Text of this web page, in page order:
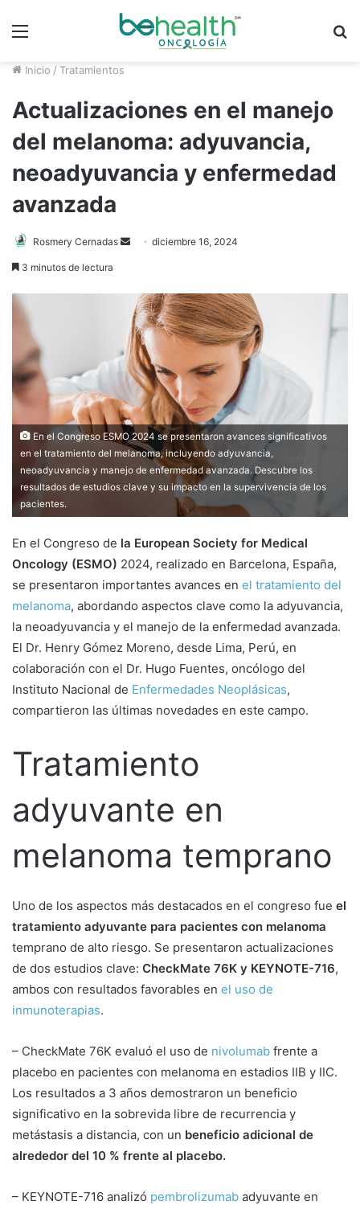
Inicio /Tratamientos
Actualizaciones en el manejo
del melanoma: adyuvancia,
neoadyuvancia y enfermedad
avanzada
Rosmery Cernadas
a
n
e
m
i
diciembre 16, 2024
3 minutos de lectura
En el Congreso ESMO 2024 se presentaron avances significativos
en el tratamiento del melanoma, incluyendo adyuvancia,
neoadyuvancia y manejo de enfermedad avanzada. Descubre los
resultados de estudios clave y su impacto en la supervivencia de los
pacientes.
En el Congreso de la European Society for Medical
Oncology (ESMO) 2024, realizado en Barcelona, España,
se presentaron importantes avances en el tratamiento del
melanoma, abordando aspectos clave como la adyuvancia,
la neoadyuvancia y el manejo de la enfermedad avanzada.
El Dr. Henry Gómez Moreno, desde Lima, Perú, en
colaboración con el Dr. Hugo Fuentes, oncólogo del
Instituto Nacional de Enfermedades Neoplásicas,
compartieron las últimas novedades en este campo.
Tratamiento
adyuvante en
melanoma temprano
Uno de los aspectos más destacados en el congreso fue el
tratamiento adyuvante para pacientes con melanoma
temprano de alto riesgo. Se presentaron actualizaciones
de dos estudios clave: CheckMate 76K y KEYNOTE-716,
ambos con resultados favorables en el uso de
inmunoterapias.
– CheckMate 76K evaluó el uso de nivolumab frente a
placebo en pacientes con melanoma en estadios IIB y IIC.
Los resultados a 3 años demostraron un beneficio
significativo en la sobrevida libre de recurrencia y
metástasis a distancia, con un beneficio adicional de
alrededor del 10 % frente al placebo.
– KEYNOTE-716 analizó pembrolizumab adyuvante en